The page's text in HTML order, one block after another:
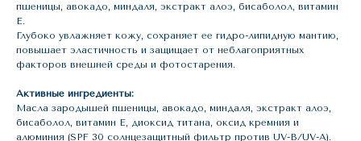
пшеницы, авокадо, миндаля, экстракт алоэ, бисаболол, витамин
Е.
Глубоко увлажняет кожу, сохраняет ее гидро-липидную мантию,
повышает эластичность и защищает от неблагоприятных
факторов внешней среды и фотостарения.
Активные ингредиенты:
Масла зародышей пшеницы, авокадо, миндаля, экстракт алоэ,
бисаболол, витамин Е, диоксид титана, оксид кремния и
алюминия (SPF 30 солнцезащитный фильтр против UV-B/UV-A).